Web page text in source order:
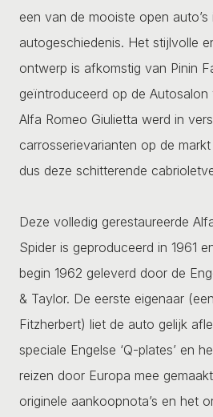
een van de mooiste open auto’s
autogeschiedenis. Het stijlvolle
ontwerp is afkomstig van Pinin
geïntroduceerd op de Autosalon
Alfa Romeo Giulietta werd in
carrosserievarianten op de
dus deze schitterende
Deze volledig gerestaureerde
Spider is geproduceerd in 1961
begin 1962 geleverd door de
& Taylor. De eerste eigenaar
Fitzherbert) liet de auto gelijk
speciale Engelse ‘Q-plates’ en
reizen door Europa mee
originele aankoopnota’s en het